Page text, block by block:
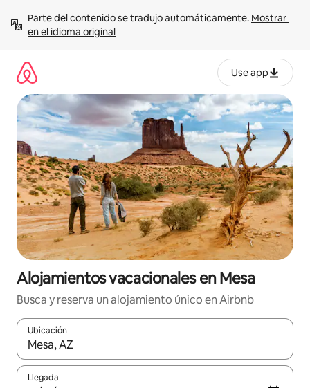
contenido
Parte del contenido se tradujo automáticamente. Mostrar
en el idioma original
Use app
Alojamientos vacacionales en Mesa
Busca y reserva un alojamiento único en Airbnb
Ubicación
Cuando los resultados estén disponibles, podrás navegar
Llegada